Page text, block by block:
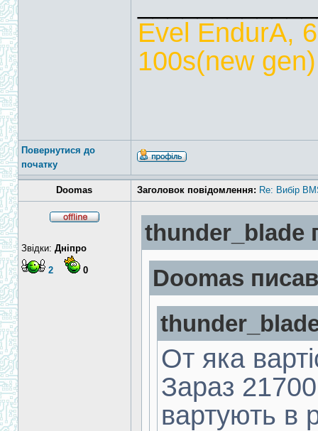
Evel EndurA,
100s(new
Повернутися до
початку
Doomas Заголовок повідомлення: Re: Вибір
Звідки: Дніпро
2 0
thunder_blade
Doomas
От яка
Зараз
вартують в